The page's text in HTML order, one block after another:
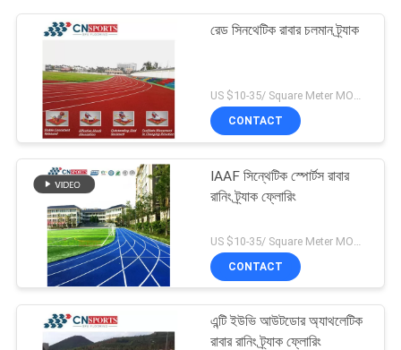
রেড সিনথেটিক রাবার চলমান ট্র্যাক
US $10-35/ Square Meter MOQ:/
CONTACT
IAAF সিন্থেটিক স্পোর্টস রাবার
রানিং ট্র্যাক ফ্লোরিং
US $10-35/ Square Meter MOQ:/
CONTACT
এন্টি ইউভি আউটডোর অ্যাথলেটিক
রাবার রানিং ট্র্যাক ফ্লোরিং